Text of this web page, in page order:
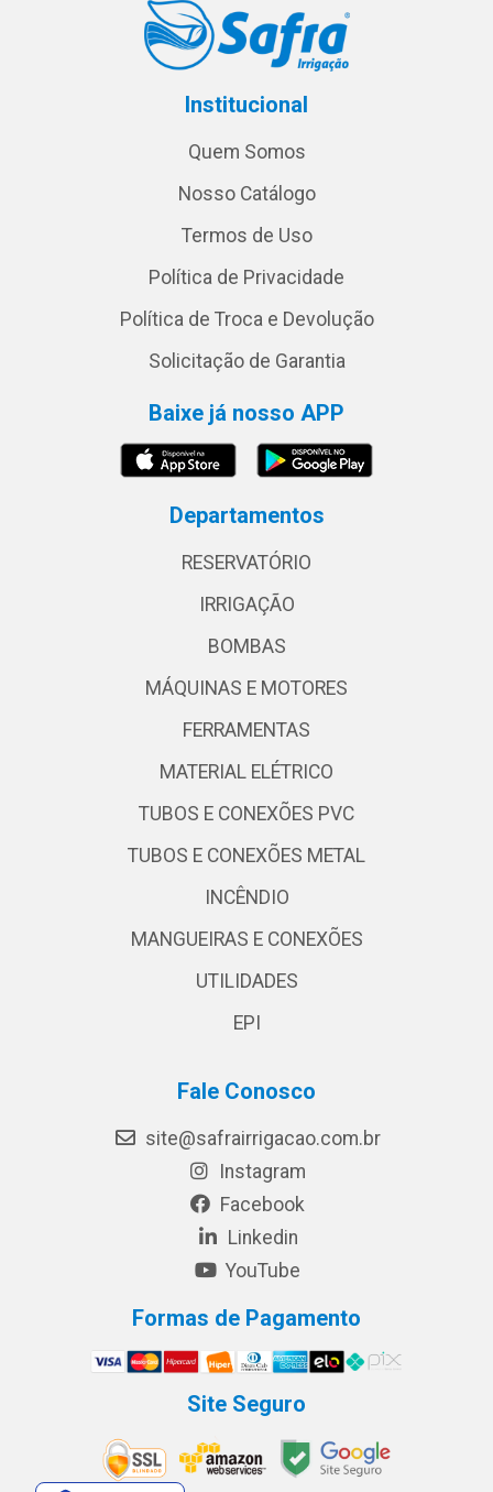
Institucional
Quem Somos
Nosso Catálogo
Termos de Uso
Política de Privacidade
Política de Troca e Devolução
Solicitação de Garantia
Baixe já nosso APP
Departamentos
RESERVATÓRIO
IRRIGAÇÃO
BOMBAS
MÁQUINAS E MOTORES
FERRAMENTAS
MATERIAL ELÉTRICO
TUBOS E CONEXÕES PVC
TUBOS E CONEXÕES METAL
INCÊNDIO
MANGUEIRAS E CONEXÕES
UTILIDADES
EPI
Fale Conosco
site@safrairrigacao.com.br
Instagram
Facebook
Linkedin
YouTube
Formas de Pagamento
Site Seguro